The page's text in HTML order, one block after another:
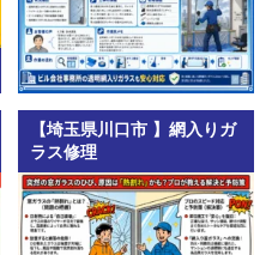
【埼玉県川口市 】網入りガ
ラス修理